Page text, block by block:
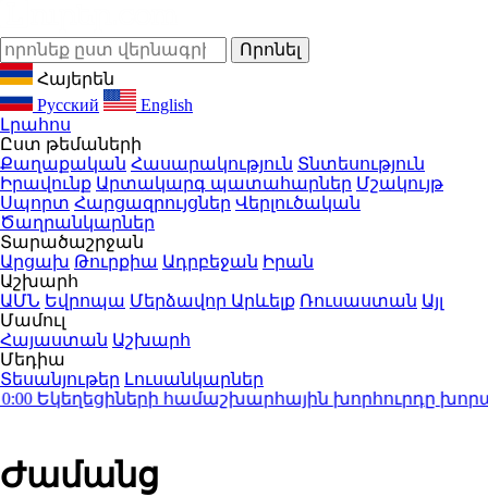
Հայերեն
Русский
English
Լրահոս
Ըստ թեմաների
Քաղաքական Հասարակություն Տնտեսություն
Իրավունք Արտակարգ պատահարներ Մշակույթ
Սպորտ Հարցազրույցներ Վերլուծական
Ծաղրանկարներ
Տարածաշրջան
Արցախ Թուրքիա Ադրբեջան Իրան
Աշխարհ
ԱՄՆ Եվրոպա Մերձավոր Արևելք Ռուսաստան Այլ
Մամուլ
Հայաստան Աշխարհ
Մեդիա
Տեսանյութեր Լուսանկարներ
համաշխարհային խորհուրդը
Ժամանց